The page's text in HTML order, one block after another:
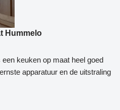
Hummelo
keuken op maat heel goed
apparatuur en de uitstraling